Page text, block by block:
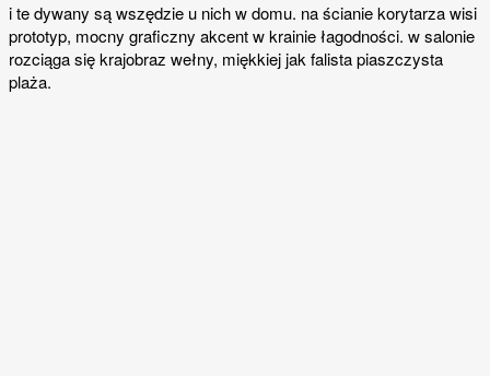
i te dywany są wszędzie u nich w domu. na ścianie korytarza wisi
prototyp, mocny graficzny akcent w krainie łagodności. w salonie
rozciąga się krajobraz wełny, miękkiej jak falista piaszczysta
plaża.